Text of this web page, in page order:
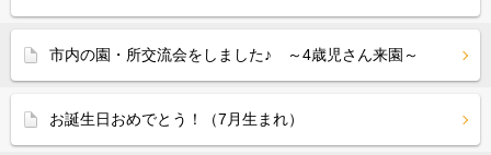
市内の園・所交流会をしました♪ ～4歳児さん来園～
お誕生日おめでとう！（7月生まれ）